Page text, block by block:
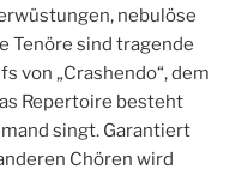
nebulöse
Tenöre sind tragende
von „Crashendo“, dem
Repertoire besteht
singt. Garantiert
Chören wird